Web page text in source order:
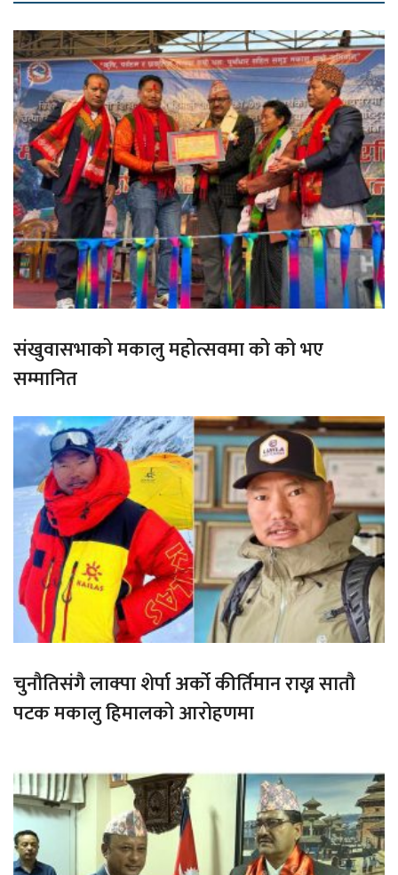
संखुवासभाको मकालु महोत्सवमा को को भए
सम्मानित
चुनौतिसंगै लाक्पा शेर्पा अर्को कीर्तिमान राख्न सातौ
पटक मकालु हिमालको आरोहणमा